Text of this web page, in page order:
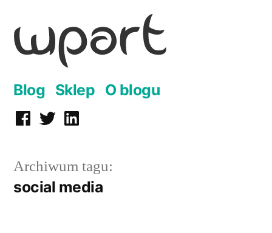
do
treści
Blog Sklep O blogu
Facebook
TwitterLinkedIn
Archiwum tagu:
social media